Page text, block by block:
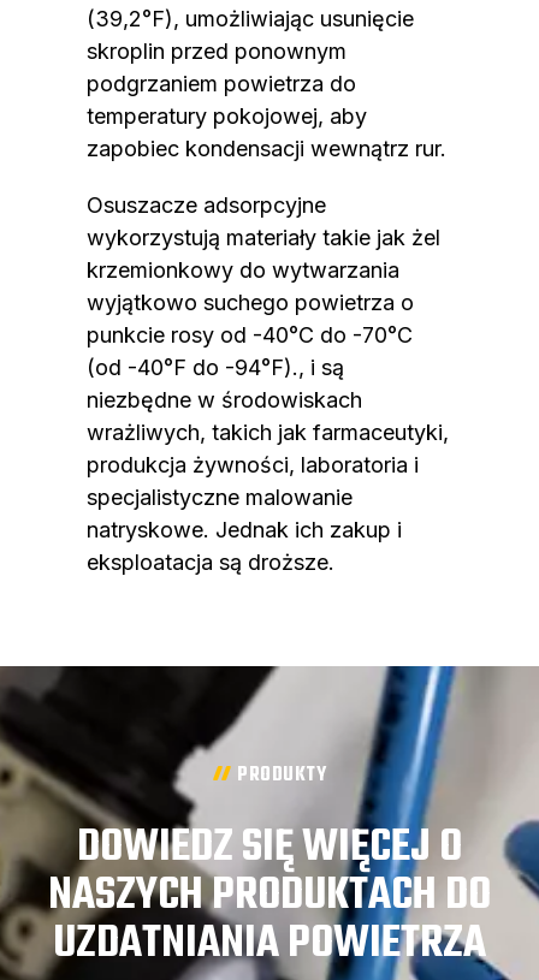
(39,2°F), umożliwiając usunięcie
skroplin przed ponownym
podgrzaniem powietrza do
temperatury pokojowej, aby
zapobiec kondensacji wewnątrz rur.
Osuszacze adsorpcyjne
wykorzystują materiały takie jak żel
krzemionkowy do wytwarzania
wyjątkowo suchego powietrza o
punkcie rosy od -40°C do -70°C
(od -40°F do -94°F)., i są
niezbędne w środowiskach
wrażliwych, takich jak farmaceutyki,
produkcja żywności, laboratoria i
specjalistyczne malowanie
natryskowe. Jednak ich zakup i
eksploatacja są droższe.
PRODUKTY
DOWIEDZ SIĘ WIĘCEJ O
NASZYCH PRODUKTACH DO
UZDATNIANIA POWIETRZA